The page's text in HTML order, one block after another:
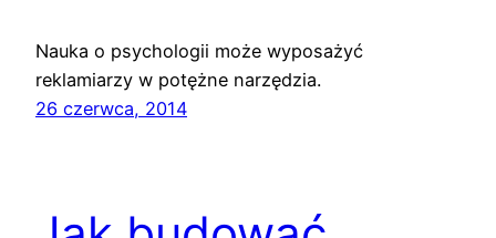
Nauka o psychologii może wyposażyć
reklamiarzy w potężne narzędzia.
26 czerwca, 2014